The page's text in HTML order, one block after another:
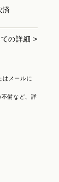
済
の詳細 >
はメールに
備など、詳